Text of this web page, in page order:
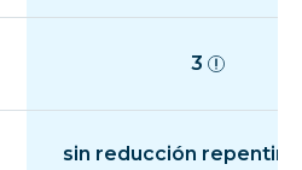
3
sin reducción